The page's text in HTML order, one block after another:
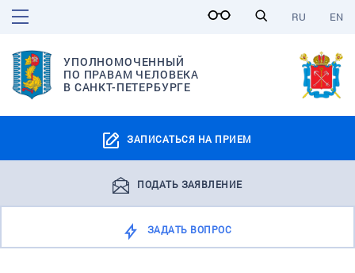
EN
RU
УПОЛНОМОЧЕННЫЙ
ПО ПРАВАМ ЧЕЛОВЕКА
В САНКТ-ПЕТЕРБУРГЕ
ЗАПИСАТЬСЯ НА ПРИЕМ
ПОДАТЬ ЗАЯВЛЕНИЕ
ЗАДАТЬ ВОПРОС